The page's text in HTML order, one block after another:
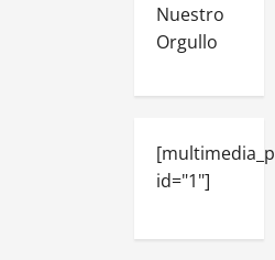
Nuestro
Orgullo
id="1"]